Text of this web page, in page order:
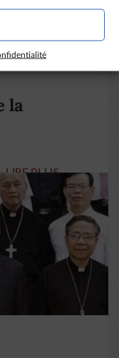
la
LIRE PLUS →